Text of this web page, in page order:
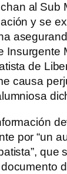
al Sub
y se
Insurgente
de
causa
por “un
que
documento